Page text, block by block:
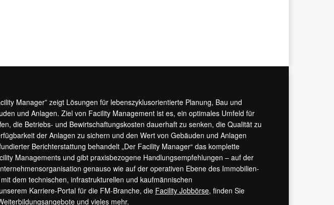
Manager” zeigt Lösungen für lebenszyklusorientierte Planung, Bau und
und Anlagen. Ziel von Facility Management ist es, ein optimales Umfeld für
die Betriebs- und Bewirtschaftungskosten dauerhaft zu senken, die Qualität zu
der Anlagen zu sichern und den Wert von Gebäuden und Anlagen
Berichterstattung behandelt „Der Facility Manager“ das komplette
Managements und gibt praxisbezogene Handlungsempfehlungen – auf der
genauso wie auf der operativen Ebene des Immobilien-
dem technischen, infrastrukturellen und kaufmännischen
Karriere-Portal für die FM-Branche, die Facility Jobbörse, finden Sie
und vieles mehr.